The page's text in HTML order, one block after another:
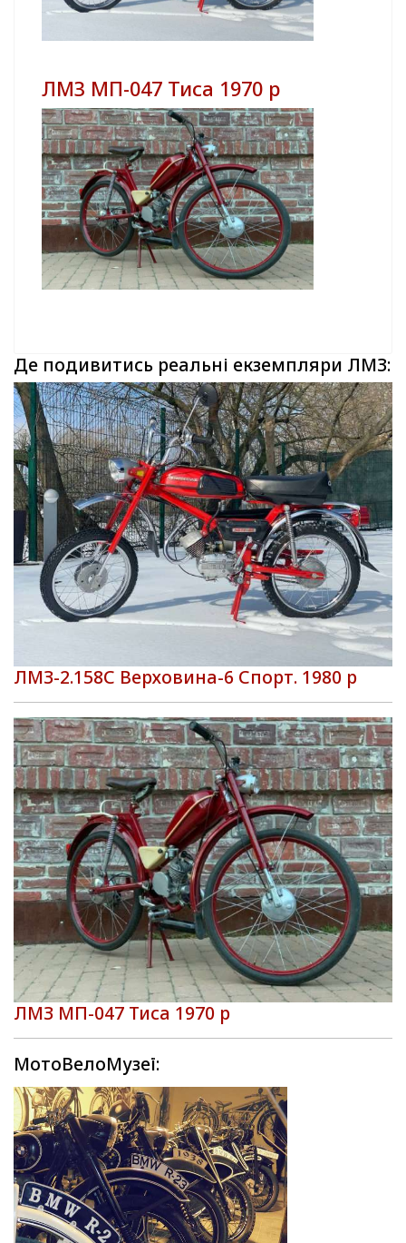
ЛМЗ МП-047 Тиса 1970 р
Де подивитись реальні екземпляри ЛМЗ:
ЛМЗ-2.158С Верховина-6 Спорт. 1980 р
ЛМЗ МП-047 Тиса 1970 р
МотоВелоМузеї: